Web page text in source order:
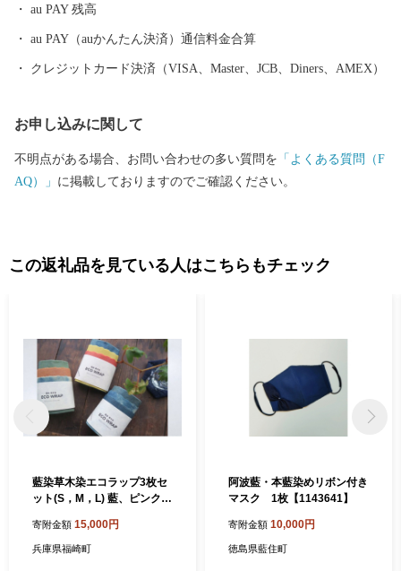
間でしたが、農業に勤しみながら文筆活動を送りました。 ありの
ままの自然が色濃く残る、農山村のまち・木城町。町でとれるシ
イタケや柚子、梅、タケノコなどの農産品を使った加工品も、町
いることはうれしい限りです。木城町はこれから、町内外との交
流がますます深まるような情報発信を目指しています。
au PAY 残高
au PAY（auかんたん決済）通信料金合算
クレジットカード決済（VISA、Master、JCB、Diners、AMEX）
お申し込みに関して
不明点がある場合、お問い合わせの多い質問を 「よくある質問（F
AQ）」 に掲載しておりますのでご確認ください。
この返礼品を見ている人はこちらもチェック
藍染草木染エコラップ3枚セ
ット(S，M，L) 藍、ピンク、
染) セット
寄附金額 15,000円
兵庫県福崎町
阿波藍・本藍染めリボン付き
マスク 1枚【1143641】
寄附金額 10,000円
徳島県藍住町